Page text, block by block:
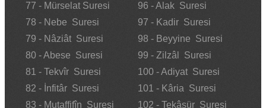
77 - Mürselat Suresi
78 - Nebe Suresi
79 - Nâziât Suresi
80 - Abese Suresi
81 - Tekvîr Suresi
82 - İnfitâr Suresi
83 - Mutaffifîn Suresi
96 - Alak Suresi
97 - Kadir Suresi
98 - Beyyine Suresi
99 - Zilzâl Suresi
100 - Adiyat Suresi
101 - Kâria Suresi
102 - Tekâsür Suresi